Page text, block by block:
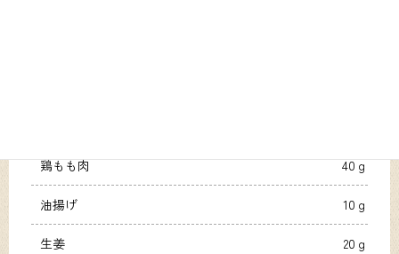
鶏もも肉 40ｇ
油揚げ 10ｇ
生姜 20ｇ